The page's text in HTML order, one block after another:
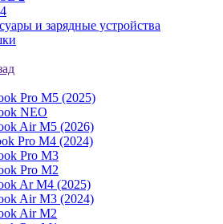
и зарядные устройства
Pro M5 (2025)
NEO
Air M5 (2026)
Pro M4 (2024)
Pro M3
Pro M2
Ar M4 (2025)
Air M3 (2024)
Air M2